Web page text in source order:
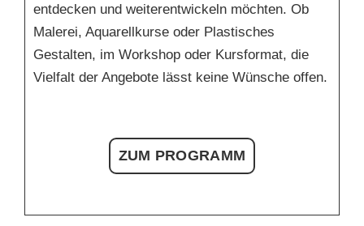
entdecken und weiterentwickeln möchten. Ob
Malerei, Aquarellkurse oder Plastisches
Gestalten, im Workshop oder Kursformat, die
Vielfalt der Angebote lässt keine Wünsche offen.
ZUM PROGRAMM